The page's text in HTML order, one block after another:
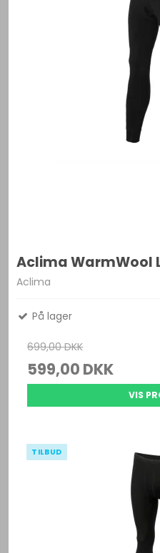
Aclima WarmWool
Aclima
På lager
699,00 DKK
599,00 DKK
VIS
TILBUD